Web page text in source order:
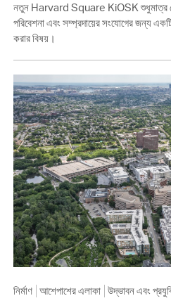
নতুন Harvard Square KiOSK শুধুমাত্র
পরিবেশনা এবং সম্প্রদায়ের সংযোগের জন্য
করার বিষয়।
নির্মাণ আশেপাশের এলাকা উদ্ভাবন এবং